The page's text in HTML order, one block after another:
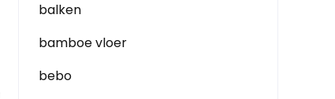
balken
bamboe vloer
bebo